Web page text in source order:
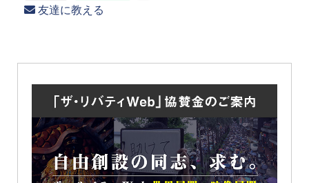
友達に教える